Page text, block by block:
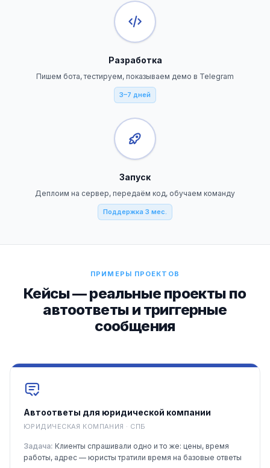
Разработка
Пишем бота, тестируем, показываем демо в Telegram
3–7 дней
Запуск
Деплоим на сервер, передаём код, обучаем команду
Поддержка 3 мес.
ПРИМЕРЫ ПРОЕКТОВ
Кейсы — реальные проекты по
автоответы и триггерные
сообщения
Автоответы для юридической компании
ЮРИДИЧЕСКАЯ КОМПАНИЯ · СПБ
Задача: Клиенты спрашивали одно и то же: цены, время
работы, адрес — юристы тратили время на базовые ответы